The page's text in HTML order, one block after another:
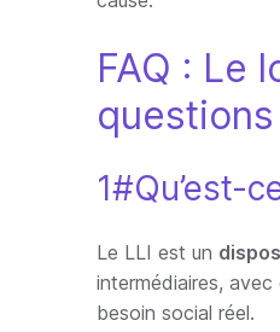
FAQ : Le
questions
1#Qu’est-
Le LLI est un
intermédiaires,
besoin social réel.